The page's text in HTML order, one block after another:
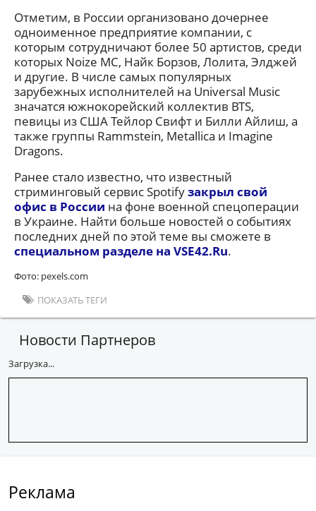
Отметим, в России организовано дочернее
одноименное предприятие компании, с
которым сотрудничают более 50 артистов, среди
которых Noize MC, Найк Борзов, Лолита, Элджей
и другие. В числе самых популярных
зарубежных исполнителей на Universal Music
значатся южнокорейский коллектив BTS,
певицы из США Тейлор Свифт и Билли Айлиш, а
также группы Rammstein, Metallica и Imagine
Dragons.
Ранее стало известно, что известный
стриминговый сервис Spotifyзакрыл свой
офис в России на фоне военной спецоперации
в Украине. Найти больше новостей о событиях
последних дней по этой теме вы сможете в
специальном разделе на VSE42.Ru.
Фото: pexels.com
ПОКАЗАТЬ ТЕГИ
Новости Партнеров
Загрузка...
Реклама